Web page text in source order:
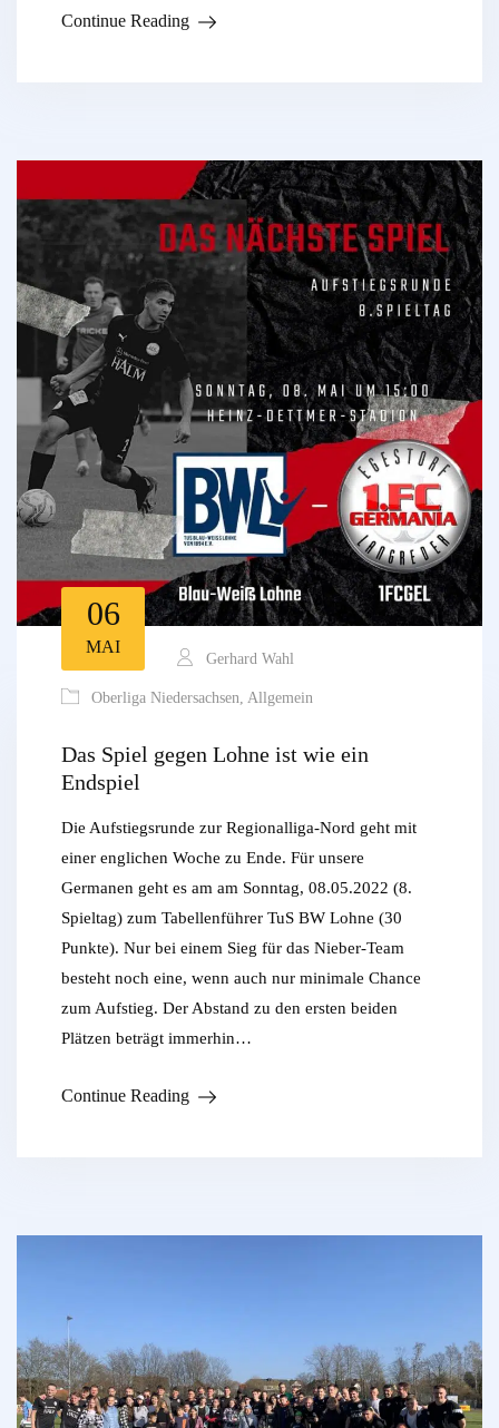
Continue Reading
06
MAI
Gerhard Wahl
Oberliga Niedersachsen, Allgemein
Das Spiel gegen Lohne ist wie ein
Endspiel
Die Aufstiegsrunde zur Regionalliga-Nord geht mit
einer englichen Woche zu Ende. Für unsere
Germanen geht es am am Sonntag, 08.05.2022 (8.
Spieltag) zum Tabellenführer TuS BW Lohne (30
Punkte). Nur bei einem Sieg für das Nieber-Team
besteht noch eine, wenn auch nur minimale Chance
zum Aufstieg. Der Abstand zu den ersten beiden
Plätzen beträgt immerhin…
Continue Reading